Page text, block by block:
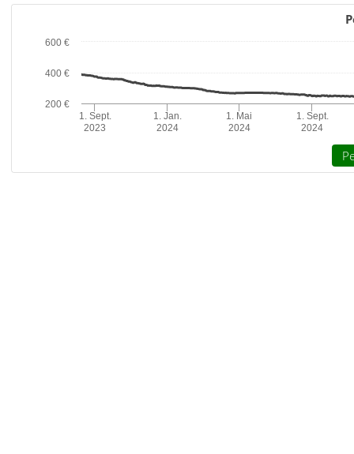
1. Sept.
2023
1. Jan.
2024
1. Mai
2024
1. Sept.
2024
200 €
400 €
600 €